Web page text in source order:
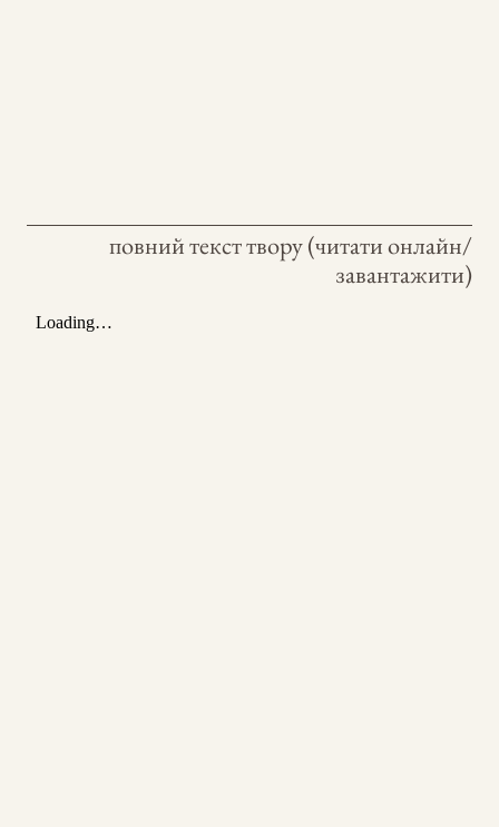
повний текст твору (читати онлайн/
завантажити)